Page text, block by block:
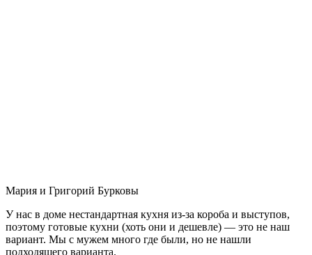
Мария и Григорий Бурковы
У нас в доме нестандартная кухня из-за короба и выступов,
поэтому готовые кухни (хоть они и дешевле) — это не наш
вариант. Мы с мужем много где были, но не нашли
подходящего варианта.